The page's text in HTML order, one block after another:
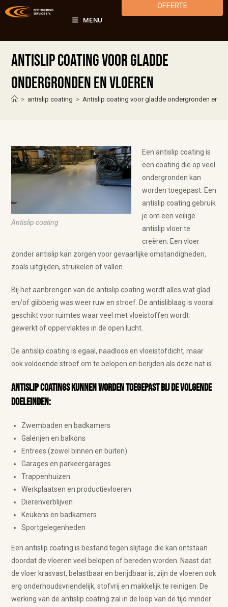
MENU
OFFERTE
Antislip coating voor gladde
ondergronden en vloeren
> antislip coating > Antislip coating voor gladde ondergronden en
Antislip coating
Een antislip coating is
een coating die op veel
ondergronden kan
worden toegepast. Een
antislip coating gebruik
je om een veilige
antislip vloer te
creëren. Een vloer
zonder antislip kan zorgen voor gevaarlijke omstandigheden,
zoals uitglijden, struikelen of vallen.
Bij het aanbrengen van de antislip coating wordt alles wat glad
en/of glibberig was weer ruw en stroef. De antisliblaag is vooral
geschikt voor ruimtes waar veel met vloeistoffen wordt
gewerkt of oppervlaktes in de open lucht.
De antislip coating is egaal, naadloos en vloeistofdicht, maar
ook voldoende stroef om te belopen en berijden als deze nat is.
Antislip coatings kunnen worden toegepast bij de volgende
doeleinden:
Zwembaden en badkamers
Galerijen en balkons
Entrees (zowel binnen en buiten)
Garages en parkeergarages
Trappenhuizen
Werkplaatsen en productievloeren
Dierenverblijven
Keukens en badkamers
Sportgelegenheden
Een antislip coating is bestand tegen slijtage die kan ontstaan
doordat de vloeren veel belopen of bereden worden. Naast dat
de vloer krasvast, belastbaar en berijdbaar is, zijn de vloeren ook
erg onderhoudsvriendelijk, stofvrij en makkelijk te reinigen. De
werking van de antislip coating zal in de loop van de tijd minder